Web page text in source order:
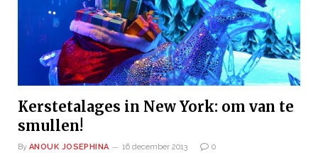
Kerstetalages in New York: om van te
smullen!
By ANOUK JOSEPHINA 16 december 2013 0